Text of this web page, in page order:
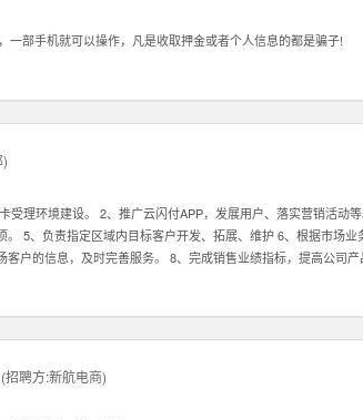
一部手机就可以操作，凡是收取押金或者个人信息的都是骗子!
)
受理环境建设。 2、推广云闪付APP，发展用户、落实营销活动
5、负责指定区域内目标客户开发、拓展、维护 6、根据市场
户的信息，及时完善服务。 8、完成销售业绩指标，提高公司
够在压力下完成任务。 2、具有良好的沟通能力及客户服务意识
精神，能够在压力下完成任务。 2、具有良好的沟通能力及客户
(招聘方:新航电商)